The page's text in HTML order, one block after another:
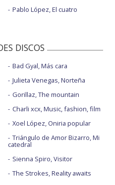
Pablo López, El cuatro
DISCOS
Bad Gyal, Más cara
Julieta Venegas, Norteña
Gorillaz, The mountain
Charli xcx, Music, fashion, film
Xoel López, Oniria popular
Triángulo de Amor Bizarro, Mi
catedral
Sienna Spiro, Visitor
The Strokes, Reality awaits